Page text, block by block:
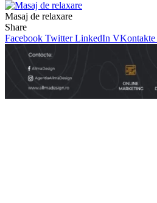
Masaj de relaxare
Share
Facebook Twitter LinkedIn VKontakte